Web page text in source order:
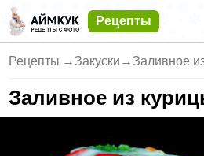
Рецепты
Рецепты → Закуски → Заливное
Заливное из